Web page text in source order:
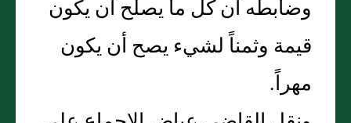
وضابطه أن كل ما يصلح أن يكون
قيمة وثمناً لشيء يصح أن يكون
مهراً.